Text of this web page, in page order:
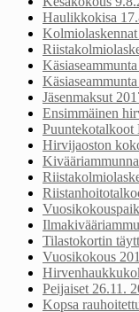
Haulikkokisa
Jäsenmaksut
Ensimmäinen
Puuntekotalkoot
Hirvijaoston
Tilastokortin
Vuosikokous
Peijaiset 26.11.
Kopsa